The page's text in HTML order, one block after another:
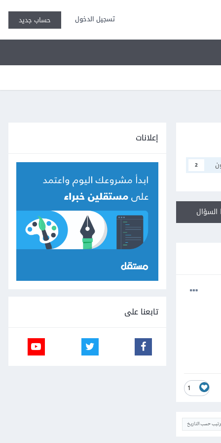
تسجيل الدخول حساب جديد
2
1
حسب التاريخ
إعلانات
تابعنا على